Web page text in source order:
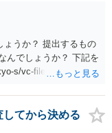
ょうか？ 提出するもの
んでしょうか？ 下記を
s/vc-files/tokyo-s/file/
てから決める